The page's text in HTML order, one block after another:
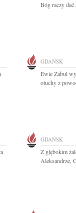
Bóg raczy dać
GDAŃSK
Ewie Zabul
otuchy z
GDAŃSK
Z głębokim
Aleksandrze,